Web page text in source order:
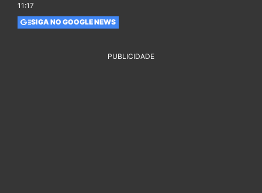
11:17
SIGA NO GOOGLE NEWS
PUBLICIDADE